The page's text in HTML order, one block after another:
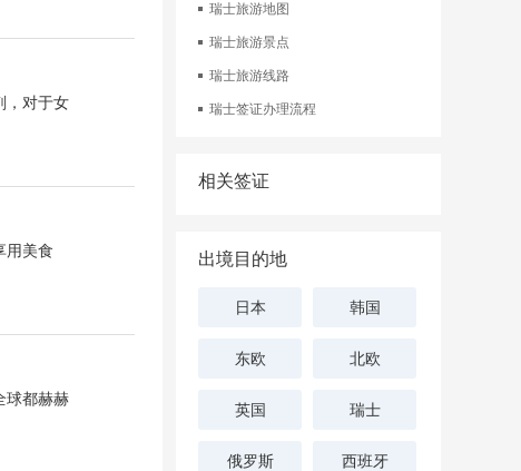
，对于女
用美食
球都赫赫
瑞士旅游地图
瑞士旅游景点
瑞士旅游线路
瑞士签证办理流程
相关签证
出境目的地
日本 韩国
东欧 北欧
英国 瑞士
俄罗斯 西班牙